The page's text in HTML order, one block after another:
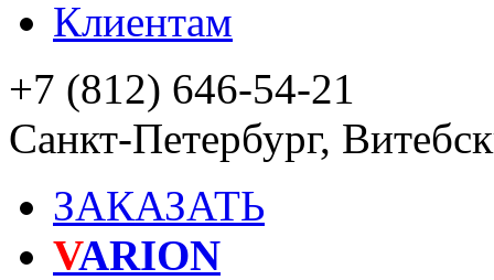
Клиентам
+7 (812) 646-54-21
Санкт-Петербург,
ЗАКАЗАТЬ
VARION